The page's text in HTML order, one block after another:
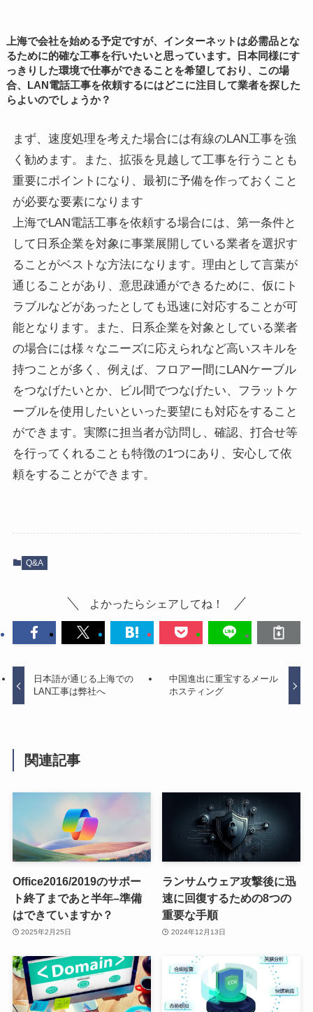
上海で会社を始める予定ですが、インターネットは必需品とな
るために的確な工事を行いたいと思っています。日本同様にす
っきりした環境で仕事ができることを希望しており、この場
合、LAN電話工事を依頼するにはどこに注目して業者を探した
らよいのでしょうか？
まず、速度処理を考えた場合には有線のLAN工事を強
く勧めます。また、拡張を見越して工事を行うことも
重要にポイントになり、最初に予備を作っておくこと
が必要な要素になります
上海でLAN電話工事を依頼する場合には、第一条件と
して日系企業を対象に事業展開している業者を選択す
ることがベストな方法になります。理由として言葉が
通じることがあり、意思疎通ができるために、仮にト
ラブルなどがあったとしても迅速に対応することが可
能となります。また、日系企業を対象としている業者
の場合には様々なニーズに応えられなど高いスキルを
持つことが多く、例えば、フロアー間にLANケーブル
をつなげたいとか、ビル間でつなげたい、フラットケ
ーブルを使用したいといった要望にも対応をすること
ができます。実際に担当者が訪問し、確認、打合せ等
を行ってくれることも特徴の1つにあり、安心して依
頼をすることができます。
Q&A
よかったらシェアしてね！
日本語が通じる上海での
LAN工事は弊社へ
中国進出に重宝するメール
ホスティング
関連記事
Office2016/2019のサポー
ト終了まであと半年–準備
はできていますか？
2025年2月25日
ランサムウェア攻撃後に迅
速に回復するための8つの
重要な手順
2024年12月13日